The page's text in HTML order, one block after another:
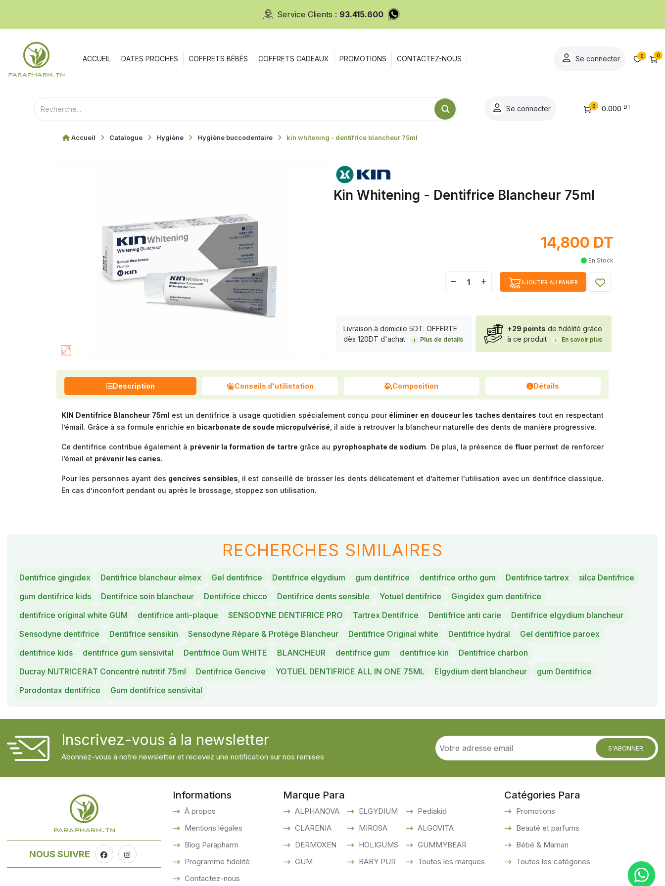
Service Clients : 93.415.600
ACCUEIL DATES PROCHES COFFRETS BÉBÉS COFFRETS CADEAUX PROMOTIONS CONTACTEZ-NOUS Se connecter 0 0
Se connecter 0 0.000 DT
Accueil Catalogue Hygiène Hygiène buccodentaire kin whitening - dentifrice blancheur 75ml
Kin Whitening - Dentifrice Blancheur 75ml
14,800 DT
En Stock
AJOUTER AU PANIER
Livraison à domicile 5DT. OFFERTE
dès 120DT d'achat
i Plus de details
+29 points de fidélité grâce
à ce produit
i En savoir plus
Description Conseils d'utilistation Composition Détails
KIN Dentifrice Blancheur 75ml est un dentifrice à usage quotidien spécialement conçu pour éliminer en douceur les taches dentaires tout en respectant
l’émail. Grâce à sa formule enrichie en bicarbonate de soude micropulvérisé , il aide à retrouver la blancheur naturelle des dents de manière progressive.
Ce dentifrice contribue également à prévenir la formation de tartre grâce au pyrophosphate de sodium. De plus, la présence defluor permet de renforcer
l’émail et prévenir les caries.
Pour les personnes ayant des gencives sensibles , il est conseillé de brosser les dents délicatement et d’alterner l'utilisation avec un dentifrice classique.
En cas d’inconfort pendant ou après le brossage, stoppez son utilisation.
RECHERCHES SIMILAIRES
Dentifrice gingidex Dentifrice blancheur elmex Gel dentifrice Dentifrice elgydium gum dentifrice dentifrice ortho gum Dentifrice tartrex
silca Dentifrice
gum dentifrice kids
Dentifrice soin blancheur Dentifrice chicco Dentifrice dents sensible Yotuel dentifrice
Gingidex gum dentifrice
dentifrice original white GUM
dentifrice anti-plaque SENSODYNE DENTIFRICE PRO Tartrex Dentifrice Dentifrice anti carie
Dentifrice elgydium blancheur
Sensodyne dentifrice
Dentifrice sensikin Sensodyne Répare & Protège Blancheur Dentifrice Original white Dentifrice hydral
Gel dentifrice paroex
dentifrice kids
dentifrice gum sensivital Dentifrice Gum WHITE BLANCHEUR dentifrice gum dentifrice kin
Dentifrice charbon
Ducray NUTRICERAT Concentré nutritif 75ml
Dentifrice Gencive YOTUEL DENTIFRICE ALL IN ONE 75ML Elgydium dent blancheur
gum Dentifrice
Parodontax dentifrice
Gum dentifrice sensivital
Inscrivez-vous à la newsletter
Abonnez-vous à notre newsletter et recevez une notification sur nos remises
S'ABONNER
NOUS SUIVRE
Informations
À propos
Mentions légales
Blog Parapharm
Programme fidelité
Contactez-nous
Marque Para
ALPHANOVA
CLARENIA
DERMOXEN
GUM
ELGYDIUM
MIROSA
HOLIGUMS
BABY PUR
Pediakid
ALGOVITA
GUMMYBEAR
Toutes les marques
Catégories Para
Promotions
Beauté et parfums
Bébé & Maman
Toutes les catégories